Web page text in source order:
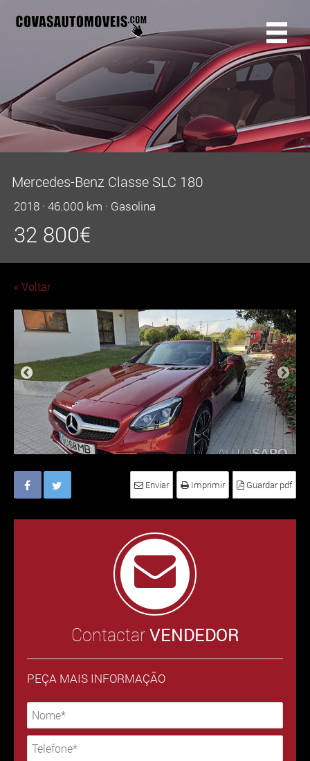
Mercedes-Benz Classe SLC 180
2018 · 46.000 km · Gasolina
32 800€
« Voltar
Enviar Imprimir Guardar pdf
ContactarVENDEDOR
PEÇA MAIS INFORMAÇÃO